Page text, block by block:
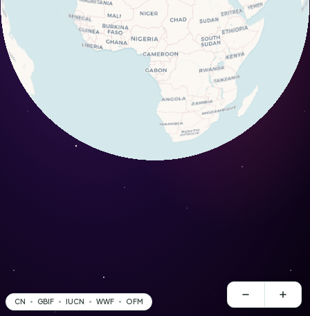
CN GBIF IUCN WWF OFM